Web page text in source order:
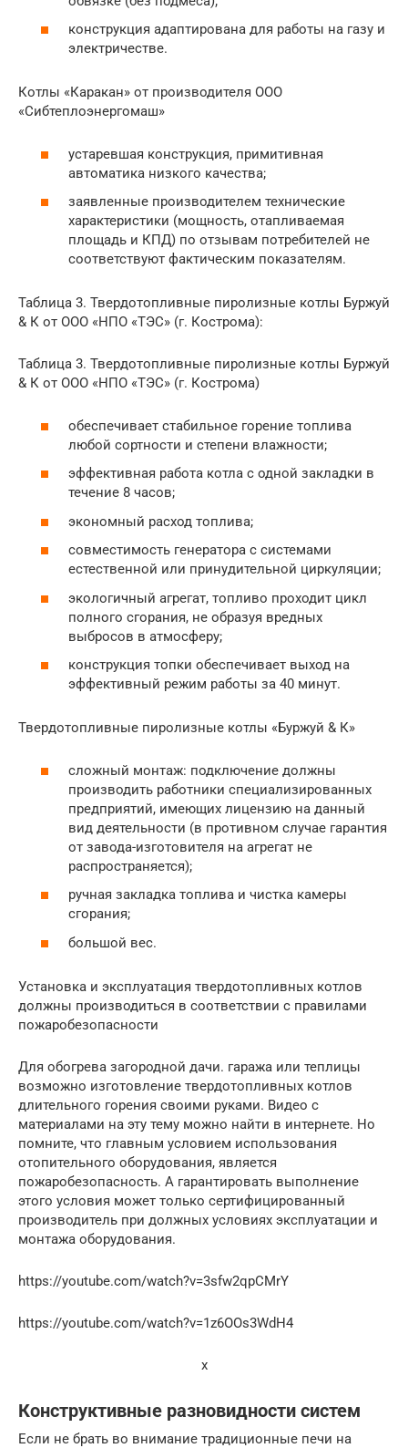
конструкция адаптирована для работы на газу и
электричестве.
Котлы «Каракан» от производителя ООО
«Сибтеплоэнергомаш»
устаревшая конструкция, примитивная
автоматика низкого качества;
заявленные производителем технические
характеристики (мощность, отапливаемая
площадь и КПД) по отзывам потребителей не
соответствуют фактическим показателям.
Таблица 3. Твердотопливные пиролизные котлы Буржуй
& К от ООО «НПО «ТЭС» (г. Кострома):
Таблица 3. Твердотопливные пиролизные котлы Буржуй
& К от ООО «НПО «ТЭС» (г. Кострома)
обеспечивает стабильное горение топлива
любой сортности и степени влажности;
эффективная работа котла с одной закладки в
течение 8 часов;
экономный расход топлива;
совместимость генератора с системами
естественной или принудительной циркуляции;
экологичный агрегат, топливо проходит цикл
полного сгорания, не образуя вредных
выбросов в атмосферу;
конструкция топки обеспечивает выход на
эффективный режим работы за 40 минут.
Твердотопливные пиролизные котлы «Буржуй & К»
сложный монтаж: подключение должны
производить работники специализированных
предприятий, имеющих лицензию на данный
вид деятельности (в противном случае гарантия
от завода-изготовителя на агрегат не
распространяется);
ручная закладка топлива и чистка камеры
сгорания;
большой вес.
Установка и эксплуатация твердотопливных котлов
должны производиться в соответствии с правилами
пожаробезопасности
Для обогрева загородной дачи. гаража или теплицы
возможно изготовление твердотопливных котлов
длительного горения своими руками. Видео с
материалами на эту тему можно найти в интернете. Но
помните, что главным условием использования
отопительного оборудования, является
пожаробезопасность. А гарантировать выполнение
этого условия может только сертифицированный
производитель при должных условиях эксплуатации и
монтажа оборудования.
https://youtube.com/watch?v=3sfw2qpCMrY
https://youtube.com/watch?v=1z6OOs3WdH4
x
Конструктивные разновидности систем
Если не брать во внимание традиционные печи на